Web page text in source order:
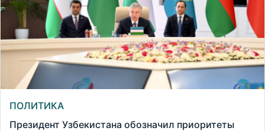
ПОЛИТИКА
Президент Узбекистана обозначил приоритеты